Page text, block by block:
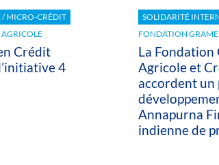
/ MICRO-CRÉDIT
Crédit
4
SOLIDARITÉ
FONDATION
La
Agricole et
accordent un
Annapurna
indienne de